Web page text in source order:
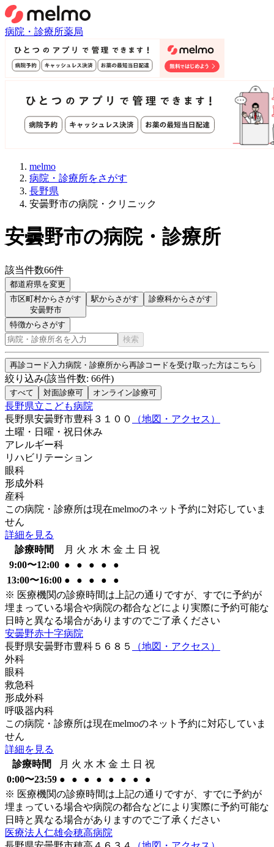
病院・診療所薬局
melmo
病院・診療所をさがす
長野県
安曇野市の病院・クリニック
安曇野市の病院・診療所
該当件数66件
都道府県を変更
市区町村からさがす
安曇野市
駅からさがす 診療科からさがす
特徴からさがす
検索
再診コード入力病院・診療所から再診コードを受け取った方はこちら
絞り込み(該当件数: 66件)
すべて 対面診療可 オンライン診療可
長野県立こども病院
長野県安曇野市豊科３１００
（地図・アクセス）
土曜・日曜・祝日 休み
アレルギー科
リハビリテーション
眼科
形成外科
産科
この病院・診療所は現在melmoのネット予約に対応していま
せん
詳細を見る
診療時間
月 火 水 木 金 土 日 祝
9:00〜12:00 ● ● ● ●
●
13:00〜16:00 ● ● ● ●
●
※ 医療機関の診療時間は上記の通りですが、すでに予約が
埋まっている場合や病院の都合などにより実際に予約可能な
日時と異なる場合がありますのでご了承ください
安曇野赤十字病院
長野県安曇野市豊科５６８５
（地図・アクセス）
外科
眼科
救急科
形成外科
呼吸器内科
この病院・診療所は現在melmoのネット予約に対応していま
せん
詳細を見る
診療時間
月 火 水 木 金 土 日 祝
0:00〜23:59 ● ● ● ● ● ● ●
●
※ 医療機関の診療時間は上記の通りですが、すでに予約が
埋まっている場合や病院の都合などにより実際に予約可能な
日時と異なる場合がありますのでご了承ください
医療法人仁雄会穂高病院